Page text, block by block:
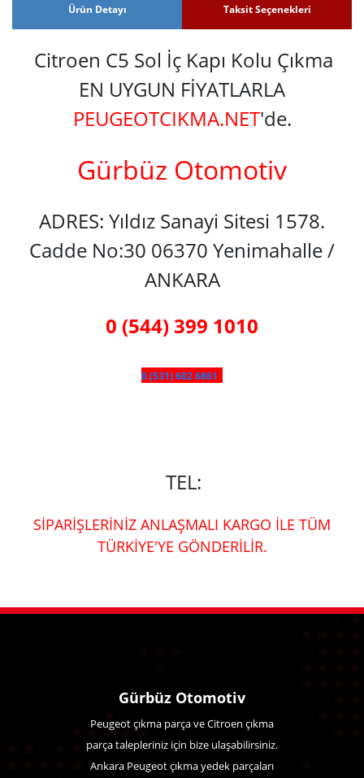
Ürün Detayı Taksit Seçenekleri
Citroen C5 Sol İç Kapı Kolu Çıkma
EN UYGUN FİYATLARLA
PEUGEOTCIKMA.NET'de.
Gürbüz Otomotiv
ADRES: Yıldız Sanayi Sitesi 1578.
Cadde No:30 06370 Yenimahalle /
ANKARA
0 (544) 399 1010
0 (531) 602 6861
TEL:
SİPARİŞLERİNİZ ANLAŞMALI KARGO İLE TÜM
TÜRKİYE'YE GÖNDERİLİR.
Gürbüz Otomotiv
Peugeot çıkma parça ve Citroen çıkma
parça talepleriniz için bize ulaşabilirsiniz.
Ankara Peugeot çıkma yedek parçaları